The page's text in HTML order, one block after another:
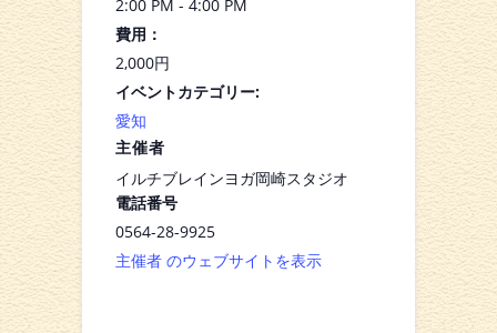
2:00 PM - 4:00 PM
費用：
2,000円
イベントカテゴリー:
愛知
主催者
イルチブレインヨガ岡崎スタジオ
電話番号
0564-28-9925
主催者 のウェブサイトを表示